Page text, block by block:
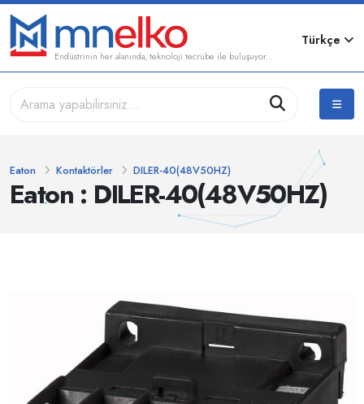
Endüstrinin her alanında, teknoloji tecrübe ile buluşuyor...
Türkçe
Eaton : DILER-40(48V50HZ)
Eaton Kontaktörler DILER-40(48V50HZ)